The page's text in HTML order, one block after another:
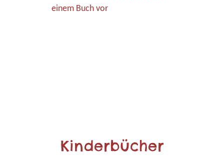
Kinderbücher